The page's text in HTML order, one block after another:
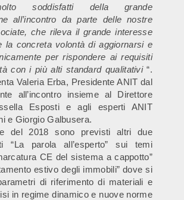
soddisfatti della grande
all’incontro da parte delle nostre
che rileva il grande interesse
la concreta volontà di aggiornarsi e
per rispondere ai requisiti
con i più alti standard qualitativi“.
Valeria Erba, Presidente ANIT dal
all’incontro insieme al Direttore
Esposti e agli esperti ANIT
e Giorgio Galbusera.
del 2018 sono previsti altri due
“La parola all’esperto” sui temi
CE del sistema a cappotto”
estivo degli immobili” dove si
di riferimento di materiali e
in regime dinamico e nuove norme